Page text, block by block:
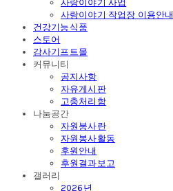
사랑이야기 사업
사랑이야기 작업장 이용안내
건강기능식품
스토어
감사기프트몰
커뮤니티
공지사항
자유게시판
고충처리함
나눔공간
자원봉사란
자원봉사활동
후원안내
후원결과보고
갤러리
2026년